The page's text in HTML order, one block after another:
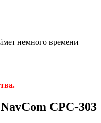
немного времени
CPC-303